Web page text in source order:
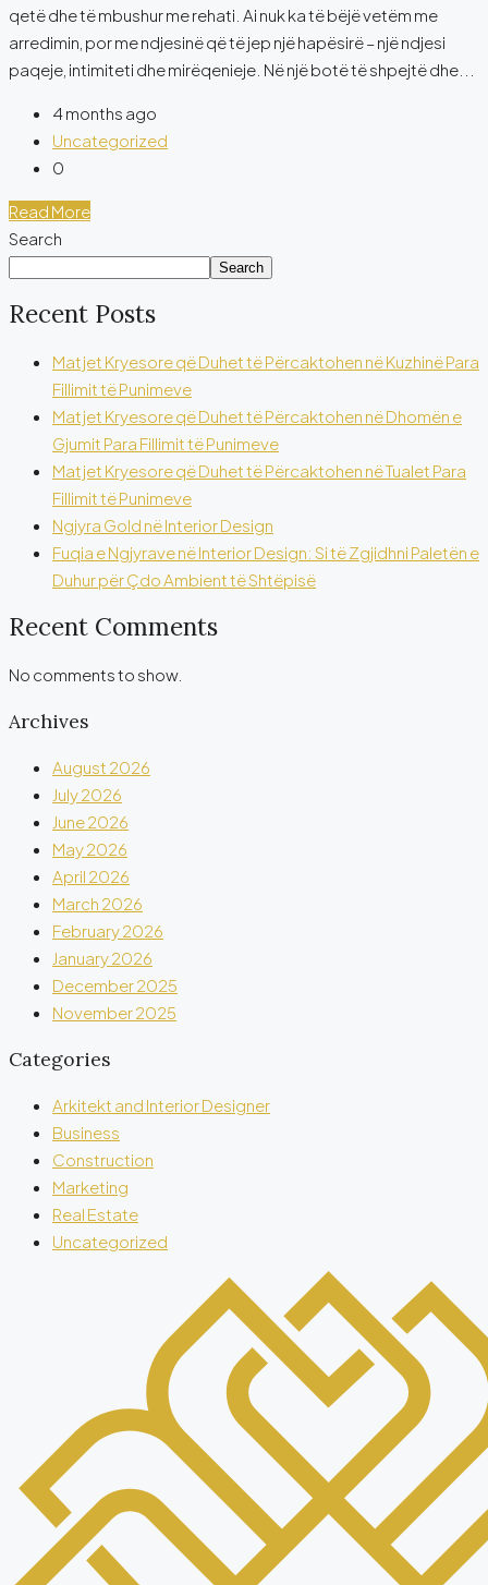
qetë dhe të mbushur me rehati. Ai nuk ka të bëjë vetëm me
arredimin, por me ndjesinë që të jep një hapësirë – një ndjesi
paqeje, intimiteti dhe mirëqenieje. Në një botë të shpejtë dhe...
4 months ago
Uncategorized
0
Read More
Search
Search
Recent Posts
Matjet Kryesore që Duhet të Përcaktohen në Kuzhinë Para
Fillimit të Punimeve
Matjet Kryesore që Duhet të Përcaktohen në Dhomën e
Gjumit Para Fillimit të Punimeve
Matjet Kryesore që Duhet të Përcaktohen në Tualet Para
Fillimit të Punimeve
Ngjyra Gold në Interior Design
Fuqia e Ngjyrave në Interior Design: Si të Zgjidhni Paletën e
Duhur për Çdo Ambient të Shtëpisë
Recent Comments
No comments to show.
Archives
August 2026
July 2026
June 2026
May 2026
April 2026
March 2026
February 2026
January 2026
December 2025
November 2025
Categories
Arkitekt and Interior Designer
Business
Construction
Marketing
Real Estate
Uncategorized